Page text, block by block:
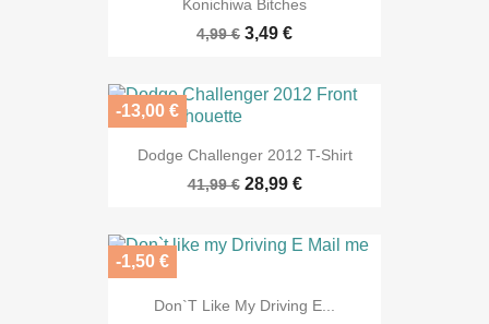
Konichiwa Bitches
4,99 € 3,49 €
Dodge Challenger 2012 T-Shirt
41,99 € 28,99 €
-13,00 €
Don`t Like My Driving E...
-1,50 €